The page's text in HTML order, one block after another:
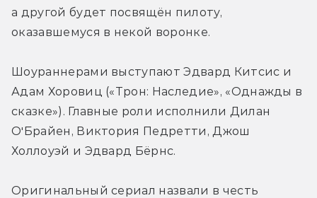
а другой будет посвящён пилоту,
оказавшемуся в некой воронке.
Шоураннерами выступают Эдвард Китсис и
Адам Хоровиц («Трон: Наследие», «Однажды в
сказке»). Главные роли исполнили Дилан
ОʼБрайен, Виктория Педретти, Джош
Холлоуэй и Эдвард Бёрнс.
Оригинальный сериал назвали в честь